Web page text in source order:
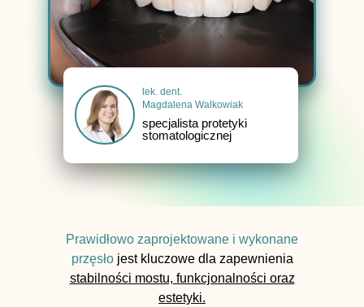
specjalista protetyki
stomatologicznej
lek. dent.
Magdalena Walkowiak
Prawidłowo zaprojektowane i wykonane
przęsłojest kluczowe dla zapewnienia
stabilności mostu, funkcjonalności oraz
estetyki.